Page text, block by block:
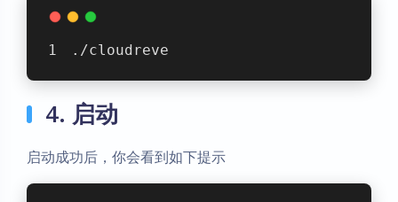
./cloudreve
4. 启动
启动成功后，你会看到如下提示